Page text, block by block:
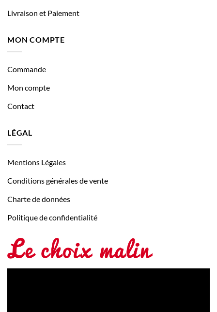
Livraison et Paiement
MON COMPTE
Commande
Mon compte
Contact
LÉGAL
Mentions Légales
Conditions générales de vente
Charte de données
Politique de confidentialité